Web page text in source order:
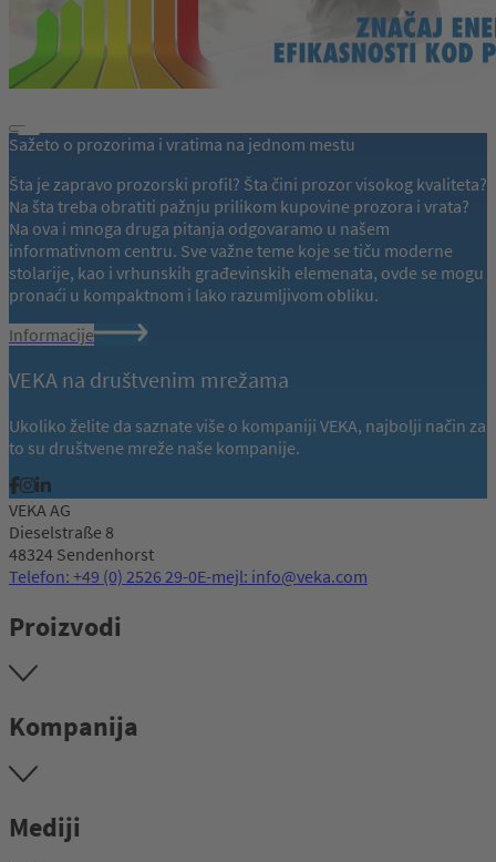
Sažeto o prozorima i vratima na jednom mestu
Šta je zapravo prozorski profil? Šta čini prozor visokog kvaliteta?
Na šta treba obratiti pažnju prilikom kupovine prozora i vrata?
Na ova i mnoga druga pitanja odgovaramo u našem
informativnom centru. Sve važne teme koje se tiču moderne
stolarije, kao i vrhunskih građevinskih elemenata, ovde se mogu
pronaći u kompaktnom i lako razumljivom obliku.
Informacije
VEKA na društvenim mrežama
Ukoliko želite da saznate više o kompaniji VEKA, najbolji način za
to su društvene mreže naše kompanije.
VEKA AG
Dieselstraße 8
48324 Sendenhorst
Telefon: +49 (0) 2526 29-0E-mejl: info@veka.com
Proizvodi
Kompanija
Mediji